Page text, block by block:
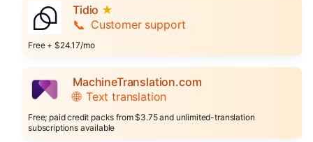
Tidio ★
📞 Customer support
Free + $24.17/mo
MachineTranslation.com
🌐 Text translation
Free; paid credit packs from $3.75 and unlimited-translation
subscriptions available